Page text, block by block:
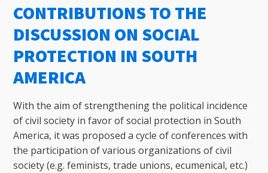
CONTRIBUTIONS TO THE
DISCUSSION ON SOCIAL
PROTECTION IN SOUTH
AMERICA
With the aim of strengthening the political incidence
of civil society in favor of social protection in South
America, it was proposed a cycle of conferences with
the participation of various organizations of civil
society (e.g. feminists, trade unions, ecumenical, etc.)